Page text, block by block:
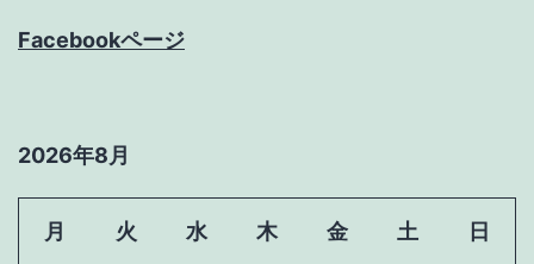
Facebookページ
2026年8月
月 火 水 木 金 土 日